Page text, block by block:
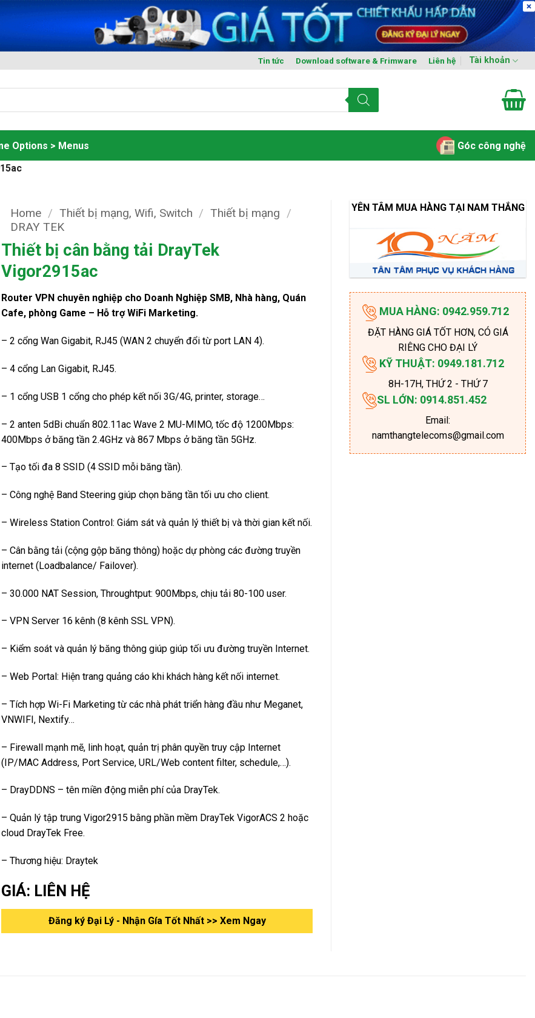
Tin tức Download software & Frimware Liên hệ Tài khoản
Options > Menus
Góc công nghệ
Home / Thiết bị mạng, Wifi, Switch / Thiết bị mạng /
DRAY TEK
Thiết bị cân bằng tải DrayTek
Vigor2915ac
Router VPN chuyên nghiệp cho Doanh Nghiệp SMB, Nhà hàng, Quán
Cafe, phòng Game – Hỗ trợ WiFi Marketing.
– 2 cổng Wan Gigabit, RJ45 (WAN 2 chuyển đổi từ port LAN 4).
– 4 cổng Lan Gigabit, RJ45.
– 1 cổng USB 1 cổng cho phép kết nối 3G/4G, printer, storage…
– 2 anten 5dBi chuẩn 802.11ac Wave 2 MU-MIMO, tốc độ 1200Mbps:
400Mbps ở băng tần 2.4GHz và 867 Mbps ở băng tần 5GHz.
– Tạo tối đa 8 SSID (4 SSID mỗi băng tần).
– Công nghệ Band Steering giúp chọn băng tần tối ưu cho client.
– Wireless Station Control: Giám sát và quản lý thiết bị và thời gian kết nối.
– Cân bằng tải (cộng gộp băng thông) hoặc dự phòng các đường truyền
internet (Loadbalance/ Failover).
– 30.000 NAT Session, Throughtput: 900Mbps, chịu tải 80-100 user.
– VPN Server 16 kênh (8 kênh SSL VPN).
– Kiểm soát và quản lý băng thông giúp giúp tối ưu đường truyền Internet.
– Web Portal: Hiện trang quảng cáo khi khách hàng kết nối internet.
– Tích hợp Wi-Fi Marketing từ các nhà phát triển hàng đầu như Meganet,
VNWIFI, Nextify…
– Firewall mạnh mẽ, linh hoạt, quản trị phân quyền truy cập Internet
(IP/MAC Address, Port Service, URL/Web content filter, schedule,…).
– DrayDDNS – tên miền động miễn phí của DrayTek.
– Quản lý tập trung Vigor2915 bằng phần mềm DrayTek VigorACS 2 hoặc
cloud DrayTek Free.
– Thương hiệu: Draytek
GIÁ: LIÊN HỆ
Đăng ký Đại Lý - Nhận Gía Tốt Nhất >> Xem Ngay
YÊN TÂM MUA HÀNG TẠI NAM THẮNG
MUA HÀNG: 0942.959.712
ĐẶT HÀNG GIÁ TỐT HƠN, CÓ GIÁ
RIÊNG CHO ĐẠI LÝ
KỸ THUẬT: 0949.181.712
8H-17H, THỨ 2 - THỨ 7
SL LỚN: 0914.851.452
Email:
namthangtelecoms@gmail.com